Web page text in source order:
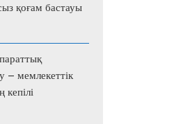
қоғам бастауы
– мемлекеттік
кепілі